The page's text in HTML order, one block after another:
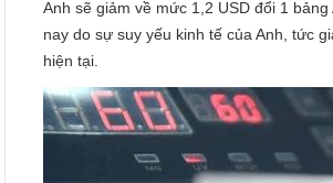
Anh sẽ giảm về mức 1,2 USD đổi 1 bảng
nay do sự suy yếu kinh tế của Anh, tức
hiện tại.